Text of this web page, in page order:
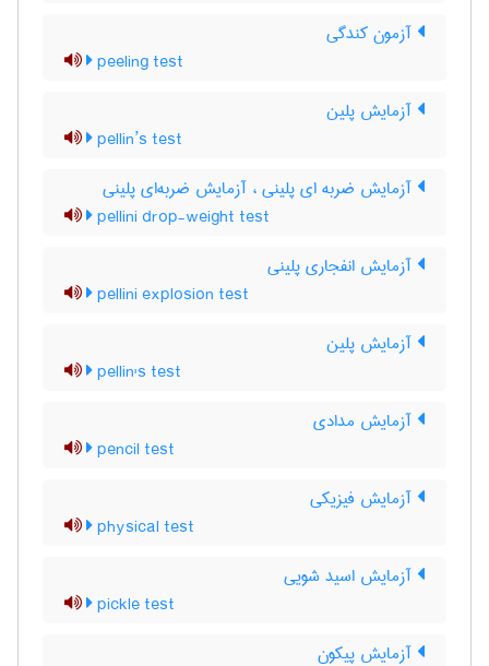
آزمون کندگی
peeling test
آزمایش پلین
pellin’s test
آزمایش ضربه ای پلینی ، آزمایش ضربه‌ای پلینی
pellini drop-weight test
آزمایش انفجاری پلینی
pellini explosion test
آزمایش پلین
pellin's test
آزمایش مدادی
pencil test
آزمایش فیزیکی
physical test
آزمایش اسید شویی
pickle test
آزمایش پیکون